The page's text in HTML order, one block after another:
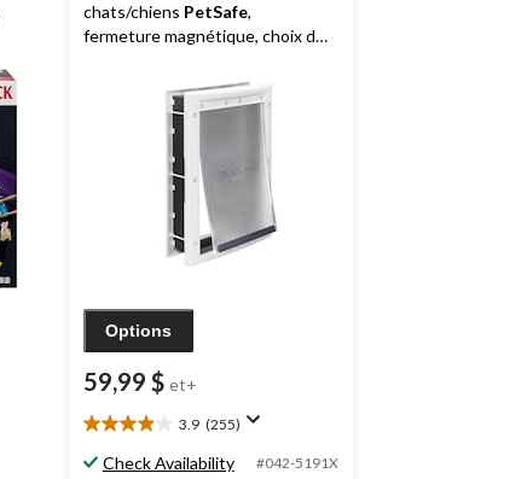
chats/chiens PetSafe,
fermeture magnétique, choix de
Options
59,99 $ et+
3.9 (255)
3.9
étoile(s)
Check Availability #042-5191X